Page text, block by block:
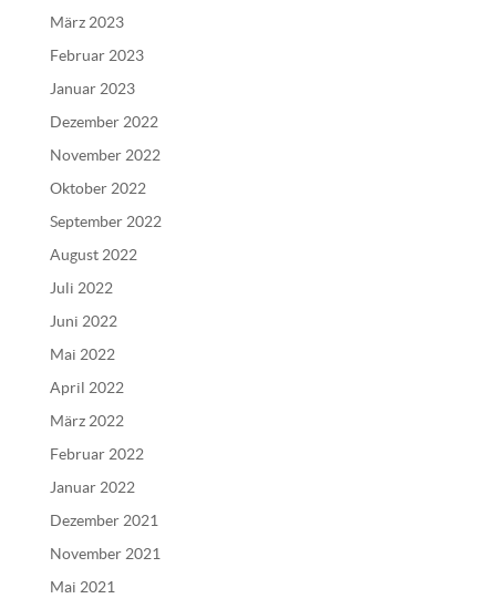
März 2023
Februar 2023
Januar 2023
Dezember 2022
November 2022
Oktober 2022
September 2022
August 2022
Juli 2022
Juni 2022
Mai 2022
April 2022
März 2022
Februar 2022
Januar 2022
Dezember 2021
November 2021
Mai 2021